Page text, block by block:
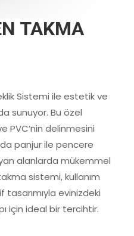
TAKMA
Sistemi ile estetik ve
sunuyor. Bu özel
PVC’nin delinmesini
panjur ile pencere
alanlarda mükemmel
sistemi, kullanım
tasarımıyla evinizdeki
için ideal bir tercihtir.